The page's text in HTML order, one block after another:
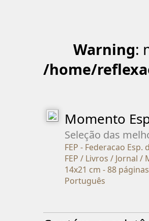
Warning:
/home/
Momento
Seleção das
FEP - Federacao Esp.
FEP / Livros / Jornal /
14x21 cm - 88 páginas
Português